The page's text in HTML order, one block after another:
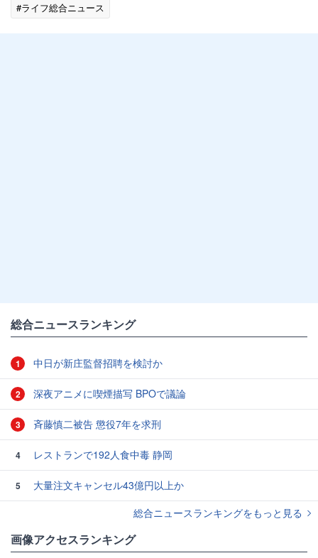
#ライフ総合ニュース
総合ニュースランキング
1 中日が新庄監督招聘を検討か
2 深夜アニメに喫煙描写 BPOで議論
3 斉藤慎二被告 懲役7年を求刑
4 レストランで192人食中毒 静岡
5
大量注文キャンセル43億円以上か
総合ニュースランキングをもっと見る
画像アクセスランキング